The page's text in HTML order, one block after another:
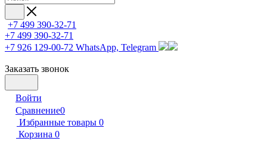
+7 499 390-32-71
+7 499 390-32-71
+7 926 129-00-72 WhatsApp, Telegram
Заказать звонок
Войти
Сравнение0
Избранные товары 0
Корзина 0